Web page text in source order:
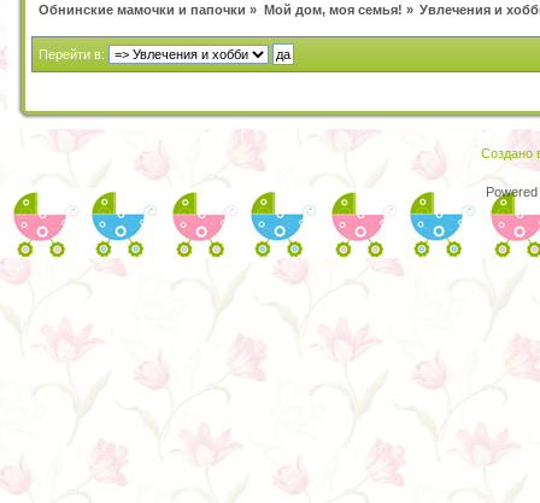
Обнинские мамочки и папочки » Мой дом, моя семья! » Увлечения и
Перейти в:
Создано